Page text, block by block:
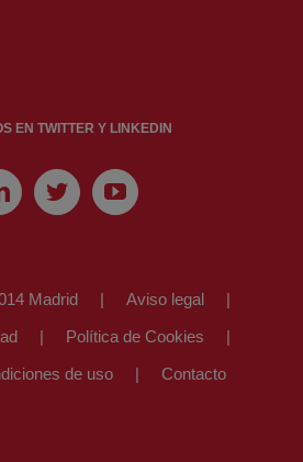
EN TWITTER Y LINKEDIN
Madrid
Aviso legal
Política de Cookies
de uso
Contacto